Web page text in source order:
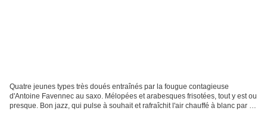
Quatre jeunes types très doués entraînés par la fougue contagieuse
d'Antoine Favennec au saxo. Mélopées et arabesques frisotées, tout y est ou
presque. Bon jazz, qui pulse à souhait et rafraîchit l'air chauffé à blanc par le